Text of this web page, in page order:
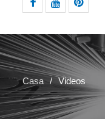
Casa Videos